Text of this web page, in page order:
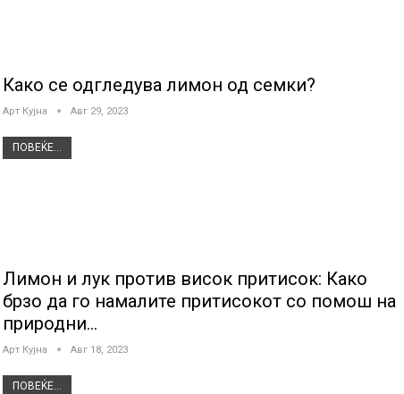
Како се одгледува лимон од семки?
Арт Кујна Авг 29, 2023
ПОВЕЌЕ...
Лимон и лук против висок притисок: Како
брзо да го намалите притисокот со помош на
природни…
Арт Кујна Авг 18, 2023
ПОВЕЌЕ...